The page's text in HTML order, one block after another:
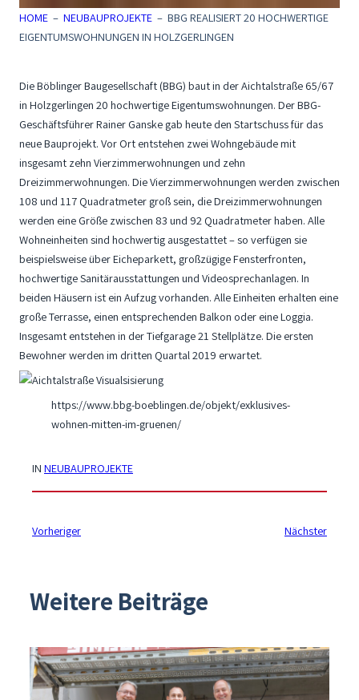
HOME – NEUBAUPROJEKTE – BBG REALISIERT 20 HOCHWERTIGE
EIGENTUMSWOHNUNGEN IN HOLZGERLINGEN
Die Böblinger Baugesellschaft (BBG) baut in der Aichtalstraße 65/67
in Holzgerlingen 20 hochwertige Eigentumswohnungen. Der BBG-
Geschäftsführer Rainer Ganske gab heute den Startschuss für das
neue Bauprojekt. Vor Ort entstehen zwei Wohngebäude mit
insgesamt zehn Vierzimmerwohnungen und zehn
Dreizimmerwohnungen. Die Vierzimmerwohnungen werden zwischen
108 und 117 Quadratmeter groß sein, die Dreizimmerwohnungen
werden eine Größe zwischen 83 und 92 Quadratmeter haben. Alle
Wohneinheiten sind hochwertig ausgestattet – so verfügen sie
beispielsweise über Eicheparkett, großzügige Fensterfronten,
hochwertige Sanitärausstattungen und Videosprechanlagen. In
beiden Häusern ist ein Aufzug vorhanden. Alle Einheiten erhalten eine
große Terrasse, einen entsprechenden Balkon oder eine Loggia.
Insgesamt entstehen in der Tiefgarage 21 Stellplätze. Die ersten
Bewohner werden im dritten Quartal 2019 erwartet.
https://www.bbg-boeblingen.de/objekt/exklusives-
wohnen-mitten-im-gruenen/
IN NEUBAUPROJEKTE
Vorheriger Nächster
Weitere Beiträge